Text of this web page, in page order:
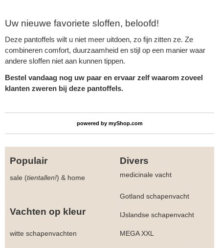
Uw nieuwe favoriete sloffen, beloofd!
Deze pantoffels wilt u niet meer uitdoen, zo fijn zitten ze. Ze
combineren comfort, duurzaamheid en stijl op een manier waar
andere sloffen niet aan kunnen tippen.
Bestel vandaag nog uw paar en ervaar zelf waarom zoveel
klanten zweren bij deze pantoffels.
powered by myShop.com
Populair Divers
sale (tientallen!) & home medicinale vacht
Gotland schapenvacht
Vachten op kleur IJslandse schapenvacht
witte schapenvachten MEGA XXL